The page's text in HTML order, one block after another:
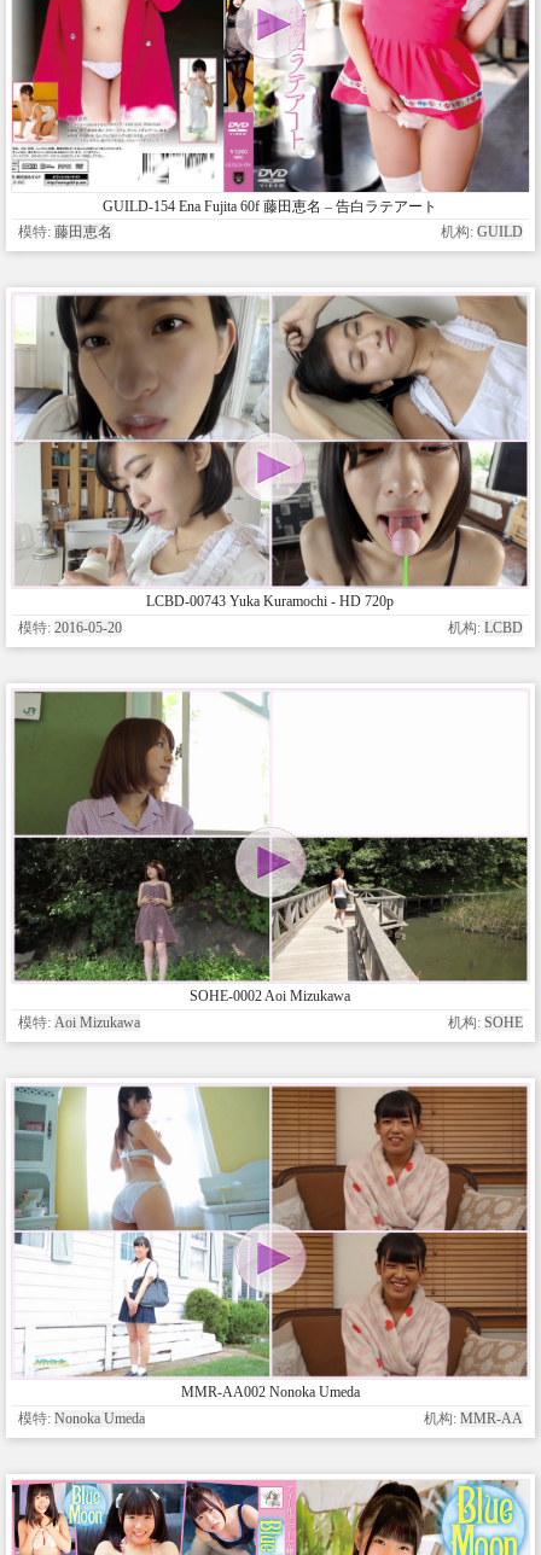
GUILD-154 Ena Fujita 60f 藤田恵名 – 告白ラテアート
模特: 藤田恵名 机构: GUILD
LCBD-00743 Yuka Kuramochi - HD 720p
模特: 2016-05-20 机构: LCBD
SOHE-0002 Aoi Mizukawa
模特: Aoi Mizukawa 机构: SOHE
MMR-AA002 Nonoka Umeda
模特: Nonoka Umeda 机构: MMR-AA